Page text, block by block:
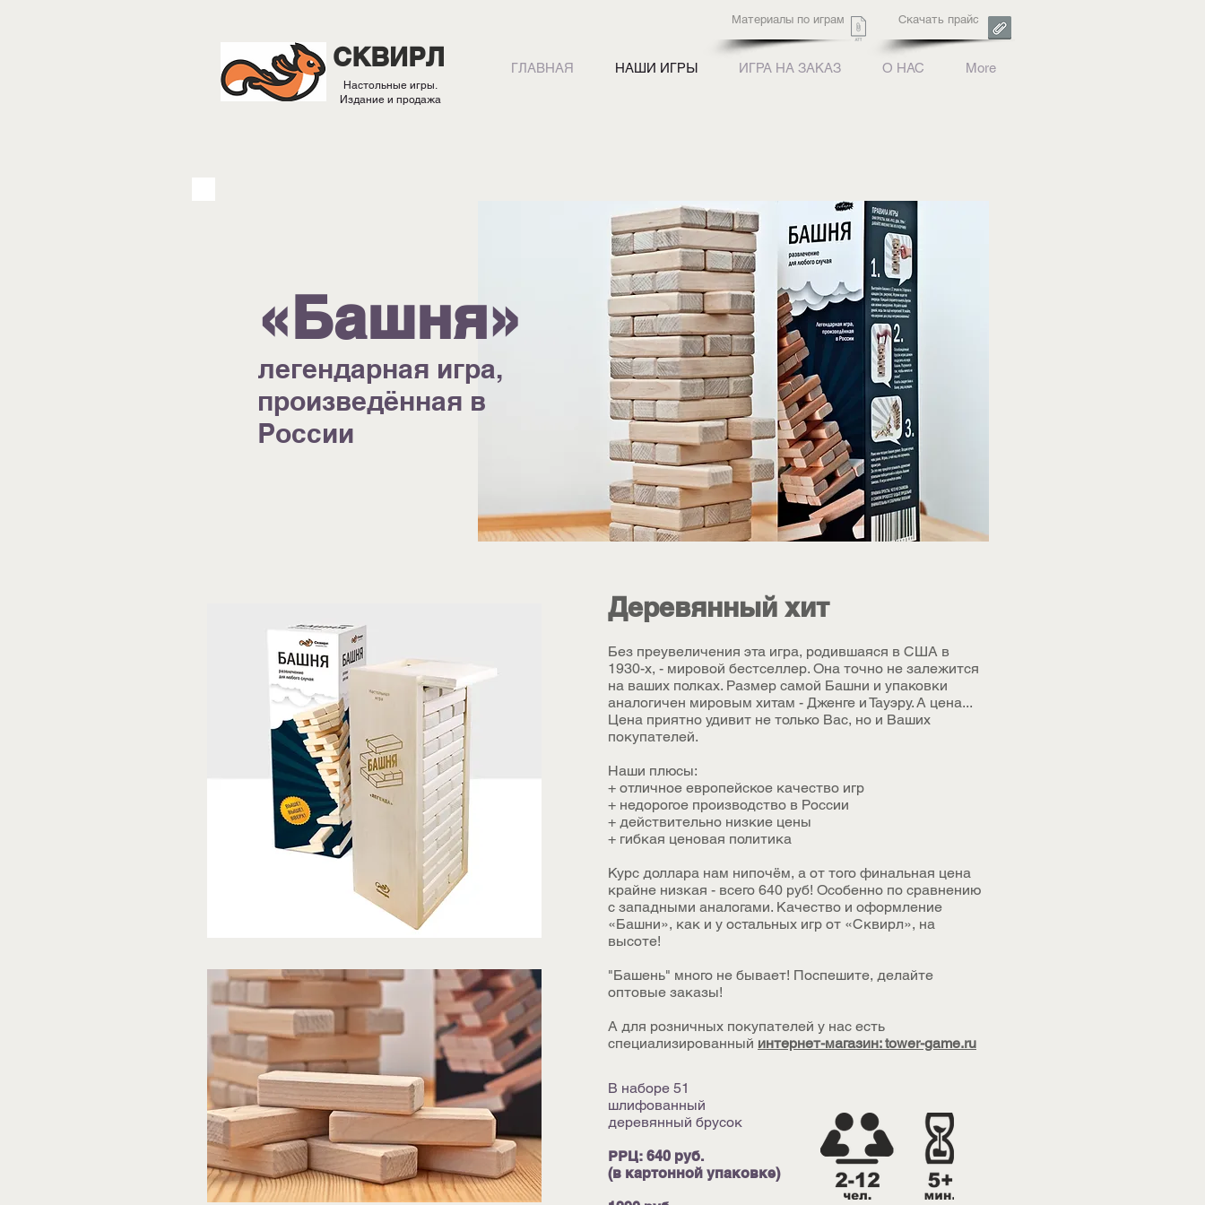
Настольные игры.
Издание и продажа
СКВИРЛ
Материалы по играм Скачать прайс
ГЛАВНАЯ НАШИ ИГРЫ ИГРА НА ЗАКАЗ О НАС More
«Башня»
легендарная игра,
произведённая в
России
Деревянный хит
Без преувеличения эта игра, родившаяся в США в
1930-х, - мировой бестселлер. Она точно не залежится
на ваших полках. Размер самой Башни и упаковки
аналогичен мировым хитам - Дженге и Тауэру. А цена...
Цена приятно удивит не только Вас, но и Ваших
покупателей.
Наши плюсы:
+ отличное европейское качество игр
+ недорогое производство в России
+ действительно низкие цены
+ гибкая ценовая политика
Курс доллара нам нипочём, а от того финальная цена
крайне низкая - всего 640 руб! Особенно по сравнению
с западными аналогами. Качество и оформление
«Башни», как и у остальных игр от «Сквирл», на
высоте!
"Башень" много не бывает! Поспешите, делайте
оптовые заказы!
А для розничных покупателей у нас есть
специализированный интернет-магазин: tower-game.ru
В наборе 51
шлифованный
деревянный брусок
РРЦ: 640 руб.
(в картонной упаковке)